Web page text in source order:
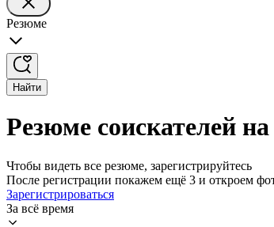
Резюме
Найти
Резюме соискателей
Чтобы видеть все резюме, зарегистрируйтесь
После регистрации покажем ещё 3 и откроем
Зарегистрироваться
За всё время